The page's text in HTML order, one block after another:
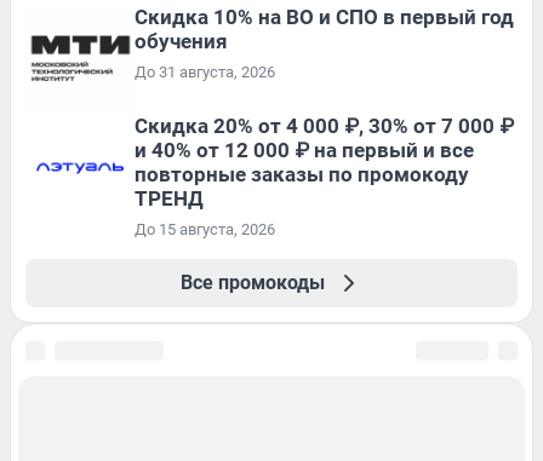
Скидка 10% на ВО и СПО в первый год
обучения
До 31 августа, 2026
Скидка 20% от 4 000 ₽, 30% от 7 000 ₽
и 40% от 12 000 ₽ на первый и все
повторные заказы по промокоду
ТРЕНД
До 15 августа, 2026
Все промокоды